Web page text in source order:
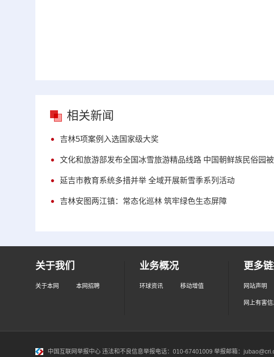
相关新闻
吉林5项案例入选国家级大奖
文化和旅游部发布全国冰雪旅游精品线路 中国朝鲜族民俗园被
延吉市教育系统多措并举 全域开展新雪季系列活动
吉林安图两江镇：常态化巡林 筑牢绿色生态屏障
关于我们
关于本网 本网招聘
业务概况
环球资讯 移动增值
更多
网站声明
网上有害
中国互联网举报中心 违法和不良信息举报电话：010-67401009 举报邮箱：